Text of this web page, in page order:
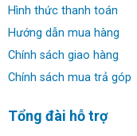
Lenovo
Cảm nhận đầu tiên về
đó là phong cách thiết
người anh, em tiền
được làm bằng chất
Hình thức thanh toán
Hướng dẫn mua hàng
Chính sách giao hàng
Chính sách mua trả góp
Tổng đài hỗ trợ